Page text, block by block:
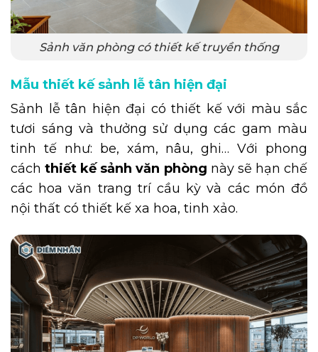
Sảnh văn phòng có thiết kế truyền thống
Mẫu thiết kế sảnh lễ tân hiện đại
Sảnh lễ tân hiện đại có thiết kế với màu sắc
tươi sáng và thưởng sử dụng các gam màu
tinh tế như: be, xám, nâu, ghi… Với phong
cáchthiết kế sảnh văn phòng này sẽ hạn chế
các hoa văn trang trí cầu kỳ và các món đồ
nội thất có thiết kế xa hoa, tinh xảo.